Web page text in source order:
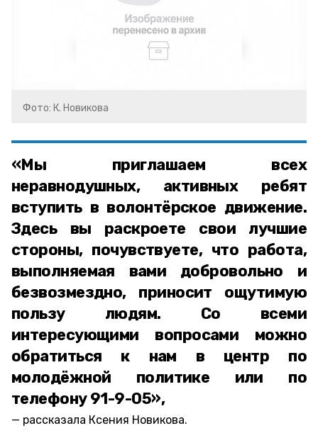
Фото: К. Новикова
«Мы приглашаем всех
неравнодушных, активных ребят
вступить в волонтёрское движение.
Здесь вы раскроете свои лучшие
стороны, почувствуете, что работа,
выполняемая вами добровольно и
безвозмездно, приносит ощутимую
пользу людям. Со всеми
интересующими вопросами можно
обратиться к нам в центр по
молодёжной политике или по
телефону 91-9-05»,
рассказала Ксения Новикова.